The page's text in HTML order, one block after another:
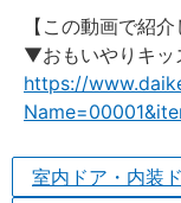
【この動画で紹
▼おもいやりキッ
https://
室内ドア・内装